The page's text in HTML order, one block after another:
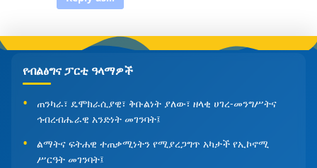
የብልፅግና ፓርቲ ዓላማዎች
ጠንካራ፣ ዴሞክራሲያዊ፣ ቅቡልነት ያለው፣ ዘላቂ ሀገረ-መንግሥትና
ኅብረብሔራዊ አንድነት መገንባት፤
ልማትና ፍትሐዊ ተጠቃሚነትን የሚያረጋግጥ አካታች የኢኮኖሚ
ሥርዓት መገንባት፤